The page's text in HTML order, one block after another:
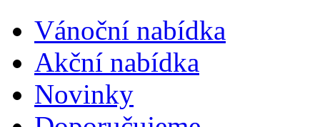
Vánoční nabídka
Akční nabídka
Novinky